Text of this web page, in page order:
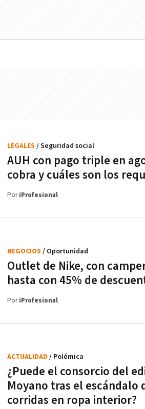
AUH con pago triple en
cobra y cuáles son los
LEGALES / Seguridad social
PoriProfesional
Outlet de Nike, con
hasta con 45% de
NEGOCIOS / Oportunidad
PoriProfesional
¿Puede el consorcio del
Moyano tras el escándalo
corridas en ropa interior?
ACTUALIDAD / Polémica